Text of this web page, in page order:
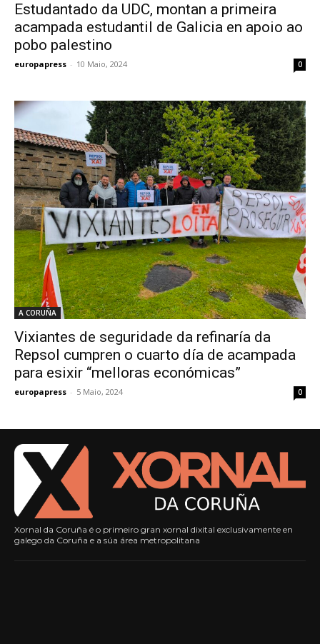
Estudantado da UDC, montan a primeira
acampada estudantil de Galicia en apoio ao
pobo palestino
europapress - 10 Maio, 2024 0
A CORUÑA
Vixiantes de seguridade da refinaría da
Repsol cumpren o cuarto día de acampada
para esixir “melloras económicas”
europapress - 5 Maio, 2024 0
Xornal da Coruña é o primeiro gran xornal dixital exclusivamente en
galego da Coruña e a súa área metropolitana